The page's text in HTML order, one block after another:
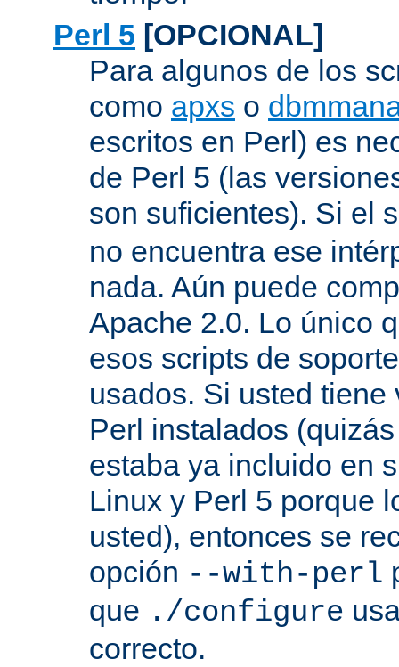
Perl 5 [OPCIONAL]
Para algunos de los
como apxs o
escritos en Perl) es
de Perl 5 (las
son suficientes). Si el
no encuentra ese
nada. Aún puede
Apache 2.0. Lo único
esos scripts de
usados. Si usted
Perl instalados
estaba ya incluido en
Linux y Perl 5 porque
usted), entonces se
opción --with-perl
que ./configure
correcto.